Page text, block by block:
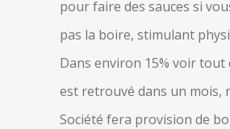
pour faire des sauces si
pas la boire, stimulant
Dans environ 15% voir tout
est retrouvé dans un mois,
Société fera provision de